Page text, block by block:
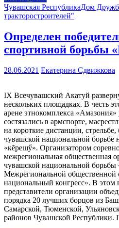
Чувашская РеспубликаДом
тракторостроителей"
Определен
спортивной борьбы
28.06.2021 Екатерина Сдвижкова
IX Всечувашский Акатуй
нескольких площадках. В честь
арене этнокомплекса «Амазония»
состязались в армспорте,
на короткие дистанции, стрельбе,
чувашской национальной борьбе
«кĕрешӳ». Организатором
межрегиональная общественная
чувашской национальной борьбы
Межрегиональной общественной
национальный конгресс». В этом
представители организации
порядка 20 лучших борцов из
Самарской, Тюменской,
районов Чувашской Республики.